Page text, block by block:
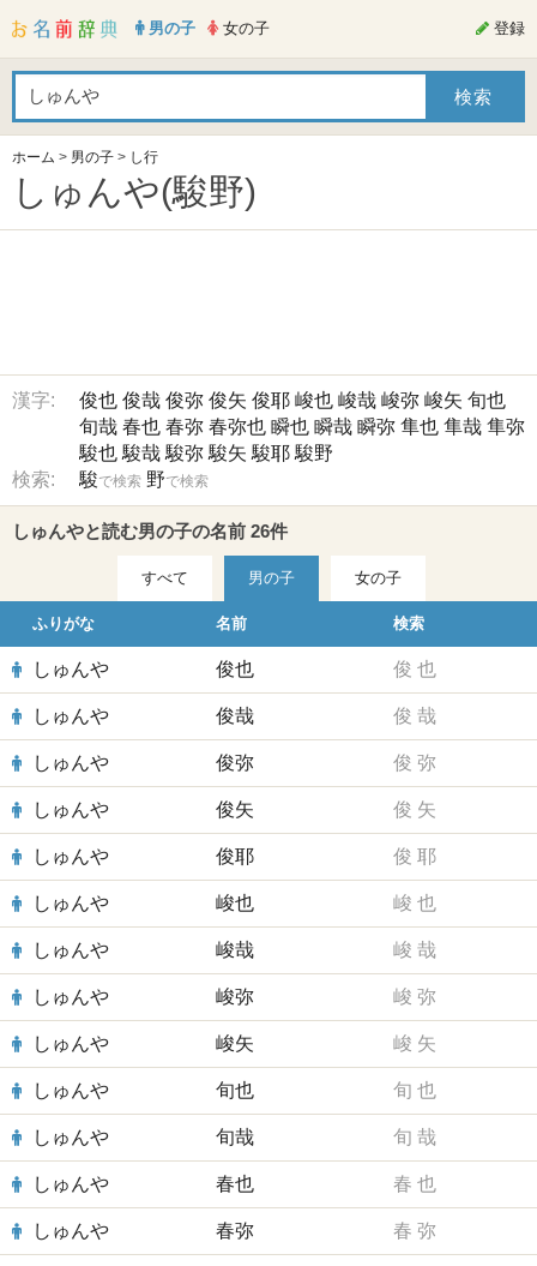
男の子 女の子 登録
ホーム > 男の子 > し行
しゅんや(駿野)
漢字: 俊也 俊哉 俊弥 俊矢 俊耶 峻也 峻哉 峻弥 峻矢 旬也
旬哉 春也 春弥 春弥也 瞬也 瞬哉 瞬弥 隼也 隼哉 隼弥
駿也 駿哉 駿弥 駿矢 駿耶 駿野
検索:
駿で検索 野で検索
しゅんやと読む男の子の名前 26件
すべて 男の子 女の子
ふりがな 名前 検索
しゅんや 俊也 俊 也
しゅんや 俊哉 俊 哉
しゅんや 俊弥 俊 弥
しゅんや 俊矢 俊 矢
しゅんや 俊耶 俊 耶
しゅんや 峻也 峻 也
しゅんや 峻哉 峻 哉
しゅんや 峻弥 峻 弥
しゅんや 峻矢 峻 矢
しゅんや 旬也 旬 也
しゅんや 旬哉 旬 哉
しゅんや 春也 春 也
しゅんや 春弥 春 弥